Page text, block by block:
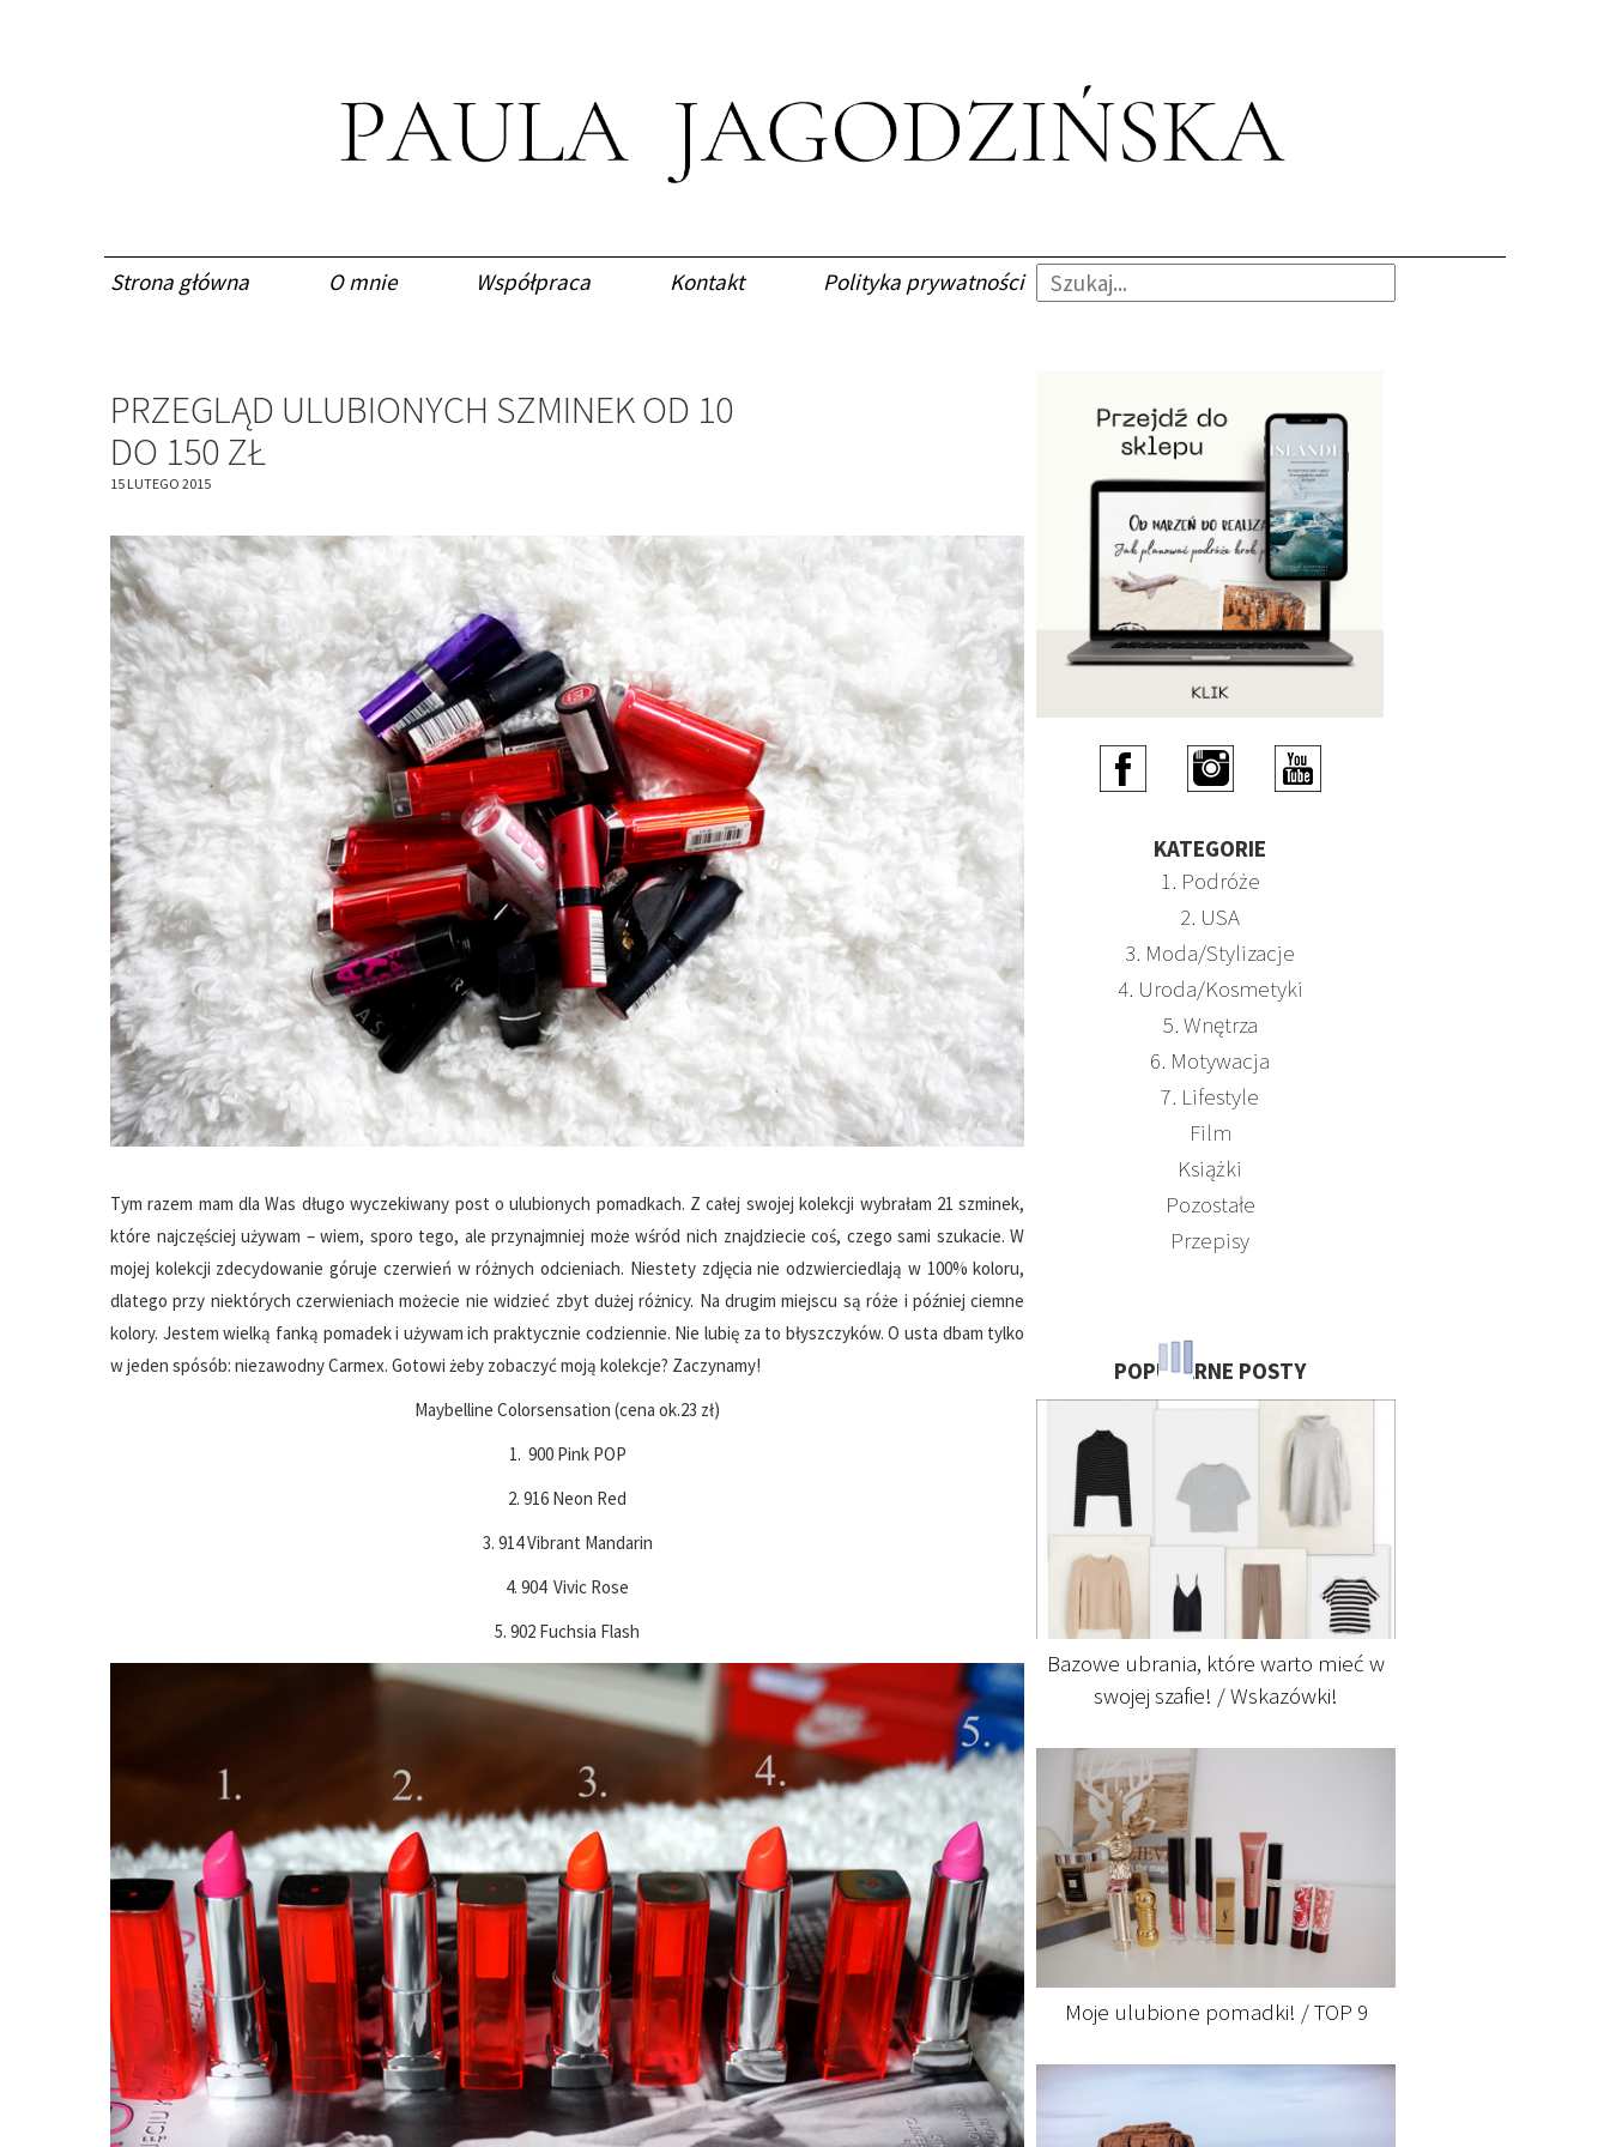
Strona główna O mnie Współpraca Kontakt Polityka prywatności
PRZEGLĄD ULUBIONYCH SZMINEK OD 10
DO 150 ZŁ
15 LUTEGO 2015
Tym razem mam dla Was długo wyczekiwany post o ulubionych pomadkach. Z całej swojej kolekcji wybrałam 21 szminek,
które najczęściej używam – wiem, sporo tego, ale przynajmniej może wśród nich znajdziecie coś, czego sami szukacie. W
mojej kolekcji zdecydowanie góruje czerwień w różnych odcieniach. Niestety zdjęcia nie odzwierciedlają w 100% koloru,
dlatego przy niektórych czerwieniach możecie nie widzieć zbyt dużej różnicy. Na drugim miejscu są róże i później ciemne
kolory. Jestem wielką fanką pomadek i używam ich praktycznie codziennie. Nie lubię za to błyszczyków. O usta dbam tylko
w jeden spósób: niezawodny Carmex. Gotowi żeby zobaczyć moją kolekcje? Zaczynamy!
Maybelline Colorsensation (cena ok.23 zł)
1. 900 Pink POP
2. 916 Neon Red
3. 914 Vibrant Mandarin
4. 904 Vivic Rose
5. 902 Fuchsia Flash
KATEGORIE
1. Podróże
2. USA
3. Moda/Stylizacje
4. Uroda/Kosmetyki
5. Wnętrza
6. Motywacja
7. Lifestyle
Film
Książki
Pozostałe
Przepisy
POPULARNE POSTY
Bazowe ubrania, które warto mieć w
swojej szafie! / Wskazówki!
Moje ulubione pomadki! / TOP 9